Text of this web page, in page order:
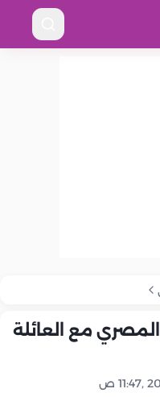
المصري مع العائلة